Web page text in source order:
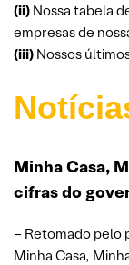
(ii) Nossa tabela
empresas de
(iii) Nossos
Minha Casa,
cifras do
– Retomado pelo
Minha Casa,